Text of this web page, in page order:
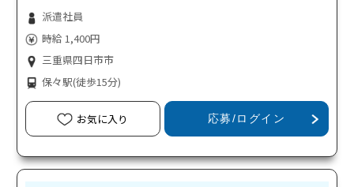
派遣社員
時給 1,400円
三重県四日市市
保々駅(徒歩15分)
お気に入り 応募/ログイン